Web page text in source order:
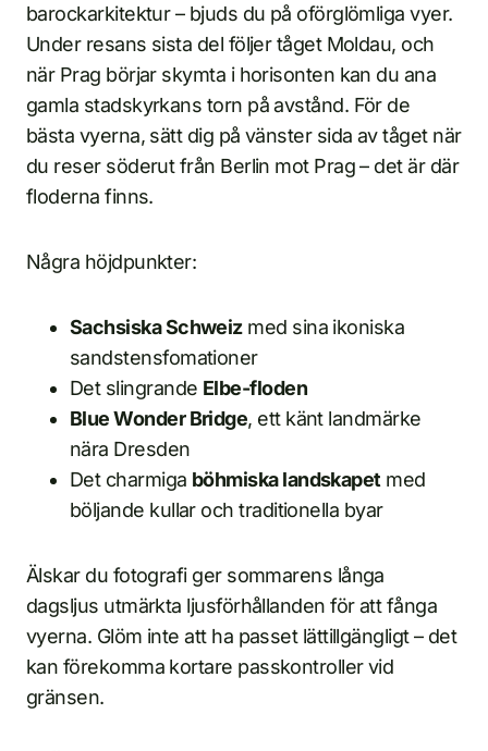
barockarkitektur – bjuds du på oförglömliga vyer.
Under resans sista del följer tåget Moldau, och
när Prag börjar skymta i horisonten kan du ana
gamla stadskyrkans torn på avstånd. För de
bästa vyerna, sätt dig på vänster sida av tåget när
du reser söderut från Berlin mot Prag – det är där
floderna finns.
Några höjdpunkter:
Sachsiska Schweizmed sina ikoniska
sandstensfomationer
Det slingrande Elbe-floden
Blue Wonder Bridge, ett känt landmärke
nära Dresden
Det charmiga böhmiska landskapet med
böljande kullar och traditionella byar
Älskar du fotografi ger sommarens långa
dagsljus utmärkta ljusförhållanden för att fånga
vyerna. Glöm inte att ha passet lättillgängligt – det
kan förekomma kortare passkontroller vid
gränsen.